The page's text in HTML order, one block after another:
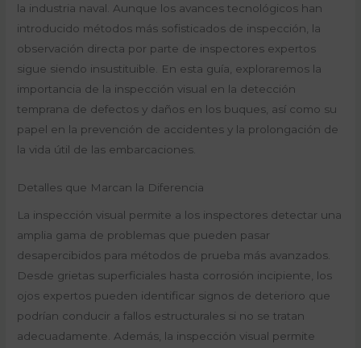
la industria naval. Aunque los avances tecnológicos han
introducido métodos más sofisticados de inspección, la
observación directa por parte de inspectores expertos
sigue siendo insustituible. En esta guía, exploraremos la
importancia de la inspección visual en la detección
temprana de defectos y daños en los buques, así como su
papel en la prevención de accidentes y la prolongación de
la vida útil de las embarcaciones.
Detalles que Marcan la Diferencia
La inspección visual permite a los inspectores detectar una
amplia gama de problemas que pueden pasar
desapercibidos para métodos de prueba más avanzados.
Desde grietas superficiales hasta corrosión incipiente, los
ojos expertos pueden identificar signos de deterioro que
podrían conducir a fallos estructurales si no se tratan
adecuadamente. Además, la inspección visual permite